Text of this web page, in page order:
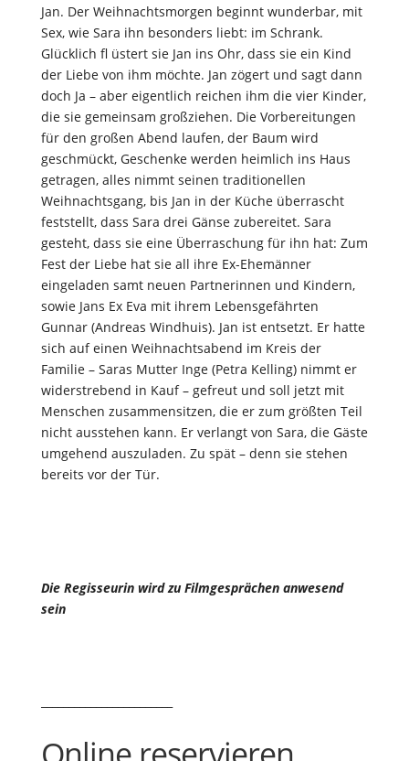
Jan. Der Weihnachtsmorgen beginnt wunderbar, mit
Sex, wie Sara ihn besonders liebt: im Schrank.
Glücklich fl üstert sie Jan ins Ohr, dass sie ein Kind
der Liebe von ihm möchte. Jan zögert und sagt dann
doch Ja – aber eigentlich reichen ihm die vier Kinder,
die sie gemeinsam großziehen. Die Vorbereitungen
für den großen Abend laufen, der Baum wird
geschmückt, Geschenke werden heimlich ins Haus
getragen, alles nimmt seinen traditionellen
Weihnachtsgang, bis Jan in der Küche überrascht
feststellt, dass Sara drei Gänse zubereitet. Sara
gesteht, dass sie eine Überraschung für ihn hat: Zum
Fest der Liebe hat sie all ihre Ex-Ehemänner
eingeladen samt neuen Partnerinnen und Kindern,
sowie Jans Ex Eva mit ihrem Lebensgefährten
Gunnar (Andreas Windhuis). Jan ist entsetzt. Er hatte
sich auf einen Weihnachtsabend im Kreis der
Familie – Saras Mutter Inge (Petra Kelling) nimmt er
widerstrebend in Kauf – gefreut und soll jetzt mit
Menschen zusammensitzen, die er zum größten Teil
nicht ausstehen kann. Er verlangt von Sara, die Gäste
umgehend auszuladen. Zu spät – denn sie stehen
bereits vor der Tür.
Die Regisseurin wird zu Filmgesprächen anwesend
sein